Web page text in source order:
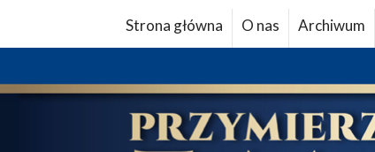
Strona główna O nas Archiwum